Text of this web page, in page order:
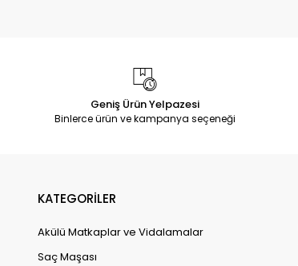
Geniş Ürün Yelpazesi
Binlerce ürün ve kampanya seçeneği
KATEGORİLER
Akülü Matkaplar ve Vidalamalar
Saç Maşası